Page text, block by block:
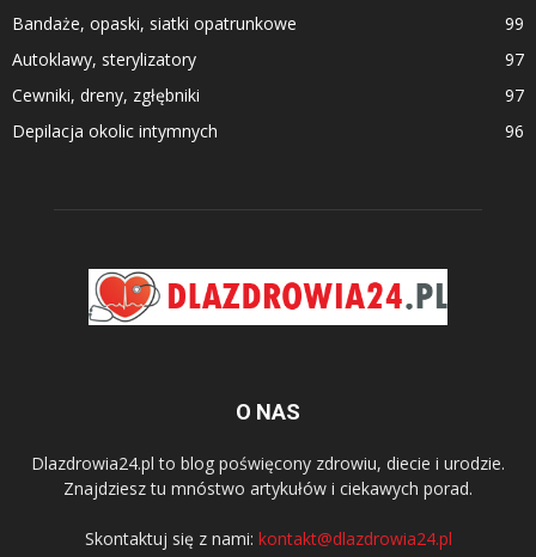
Bandaże, opaski, siatki opatrunkowe
99
Autoklawy, sterylizatory
97
Cewniki, dreny, zgłębniki
97
Depilacja okolic intymnych
96
O NAS
Dlazdrowia24.pl to blog poświęcony zdrowiu, diecie i urodzie.
Znajdziesz tu mnóstwo artykułów i ciekawych porad.
Skontaktuj się z nami: kontakt@dlazdrowia24.pl